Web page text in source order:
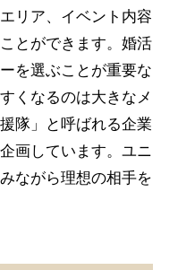
リア、イベント内容
とができます。婚活
を選ぶことが重要な
くなるのは大きなメ
隊」と呼ばれる企業
画しています。ユニ
ながら理想の相手を